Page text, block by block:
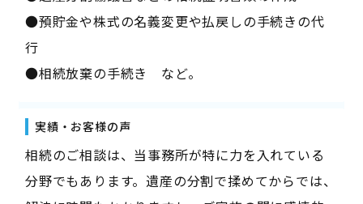
●預貯金や株式の名義変更や払戻しの手続きの代
行
●相続放棄の手続き など。
実績・お客様の声
相続のご相談は、当事務所が特に力を入れている
分野でもあります。遺産の分割で揉めてからでは、